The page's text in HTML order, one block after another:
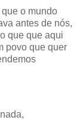
o mundo
antes de nós,
que que aqui
povo que quer